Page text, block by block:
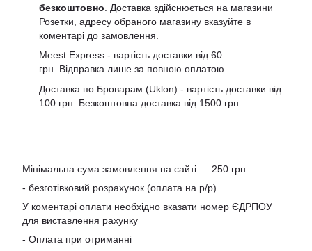
безкоштовно . Доставка здійснюється на магазини
Розетки, адресу обраного магазину вказуйте в
коментарі до замовлення.
Meest Express - вартість доставки від 60
грн. Відправка лише за повною оплатою.
Доставка по Броварам (Uklon) - вартість доставки від
100 грн. Безкоштовна доставка від 1500 грн.
Мінімальна сума замовлення на сайті — 250 грн.
- безготівковий розрахунок (оплата на р/р)
У коментарі оплати необхідно вказати номер ЄДРПОУ
для виставлення рахунку
- Оплата при отриманні